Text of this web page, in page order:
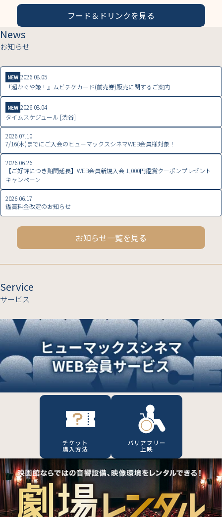
フード＆ドリンクを見る
News
お知らせ
NEW 2026.08.05
『超かぐや姫！』ムビチケカード(前売券)販売に関するご案内
NEW 2026.08.04
タイムスケジュール [渋谷]
2026.07.10
7/16(木)までにご入会のヒューマックスシネマWEB会員様対象！
2026.06.26
【ご好評につき期間延長】WEB会員新規入会 1,000円鑑賞クーポンプレゼント
キャンペーン
2026.06.17
鑑賞料金改定のお知らせ
お知らせ一覧を見る
Service
サービス
チケット
購入方法
バリアフリー
上映